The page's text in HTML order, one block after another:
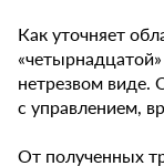
Как уточняет
нетрезвом виде.
с управлением,
От полученных